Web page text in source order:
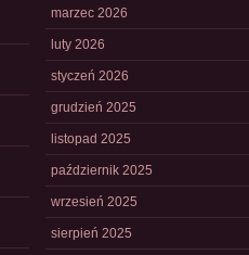
marzec 2026
luty 2026
styczeń 2026
grudzień 2025
listopad 2025
październik 2025
wrzesień 2025
sierpień 2025